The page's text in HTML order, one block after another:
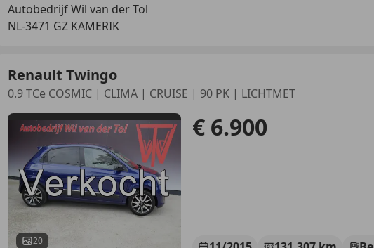
Autobedrijf Wil van der Tol
NL-3471 GZ KAMERIK
Renault Twingo
0.9 TCe COSMIC | CLIMA | CRUISE | 90 PK | LICHTMET
20
€ 6.900